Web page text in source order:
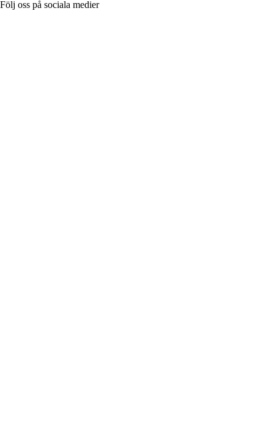
Följ oss på sociala medier